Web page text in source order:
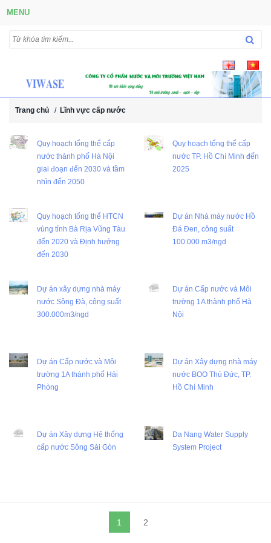
MENU
Trang chủ / Lĩnh vực cấp nước
Quy hoạch tổng thể cấp
nước thành phố Hà Nội
giai đoạn đến 2030 và tầm
nhìn đến 2050
Quy hoạch tổng thể cấp
nước TP. Hồ Chí Minh đến
2025
Quy hoạch tổng thể HTCN
vùng tỉnh Bà Rịa Vũng Tàu
đến 2020 và Định hướng
đến 2030
Dự án Nhà máy nước Hồ
Đá Đen, công suất
100.000 m3/ngd
Dự án xây dựng nhà máy
nước Sông Đà, công suất
300.000m3/ngd
Dự án Cấp nước và Môi
trường 1A thành phố Hà
Nội
Dự án Cấp nước và Môi
trường 1A thành phố Hải
Phòng
Dự án Xây dựng nhà máy
nước BOO Thủ Đức, TP.
Hồ Chí Minh
Dự án Xây dựng Hệ thống
cấp nước Sông Sài Gòn
Da Nang Water Supply
System Project
1 2